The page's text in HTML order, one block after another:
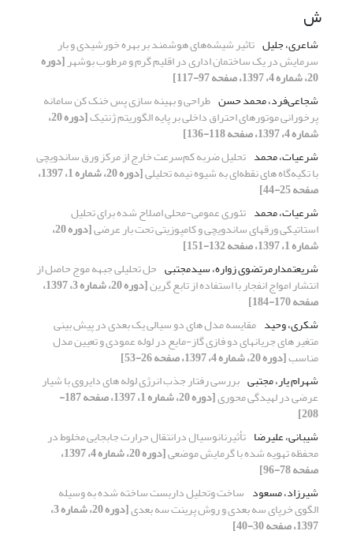
ش
شاعری، جلیل تاثیر شیشه‌های هوشمند بر بهره خورشیدی و بار
سرمایش در یک ساختمان اداری در اقلیم گرم و مرطوب بوشهر[دوره
20، شماره 4، 1397، صفحه 97-117]
شجاعی‌فرد، محمد حسن طراحی و بهینه سازی پس خنک کن سامانه
پرخورانی موتورهای احتراق داخلی بر پایه الگوریتم ژنتیک [دوره 20،
شماره 4، 1397، صفحه 118-136]
شرعیات، محمد تحلیل ضربه‌ کم‌سرعت خارج از مرکز ورق ساندویچی
با تکیه‌گاه های نقطه‌ای به شیوه نیمه تحلیلی [دوره 20، شماره 1، 1397،
صفحه 25-44]
شرعیات، محمد تئوری عمومی-محلی اصلاح شده برای تحلیل
استاتیکی ورقهای ساندویچی و کامپوزیتی تحت بار عرضی [دوره 20،
شماره 1، 1397، صفحه 132-151]
شریعتمدارمرتضوی زواره، سیدمجتبی حل تحلیلی جبهه موج حاصل از
انتشار امواج انفجار با استفاده از تابع گرین [دوره 20، شماره 3، 1397،
صفحه 170-184]
شکری، وحید مقایسه مدل های دو سیالی یک بعدی در پیش بینی
متغیر های جریانهای دو فازی گاز-مایع در لوله عمودی و تعیین مدل
مناسب[دوره 20، شماره 4، 1397، صفحه 26-53]
شهرام یار، مجتبی بررسی رفتار جذب انرژی لوله های دایروی با شیار
عرضی در لهیدگی محوری [دوره 20، شماره 1، 1397، صفحه 187-
208]
شیبانی، علیرضا تأثیرنانوسیال درانتقال حرارت جابجایی مخلوط در
محفظه تهویه شده با گرمایش موضعی [دوره 20، شماره 4، 1397،
صفحه 78-96]
شیرزاد، مسعود ساخت وتحلیل داربست ساخته شده به وسیله
الگوی خرپای سه بعدی و روش پرینت سه بعدی [دوره 20، شماره 3،
1397، صفحه 30-40]